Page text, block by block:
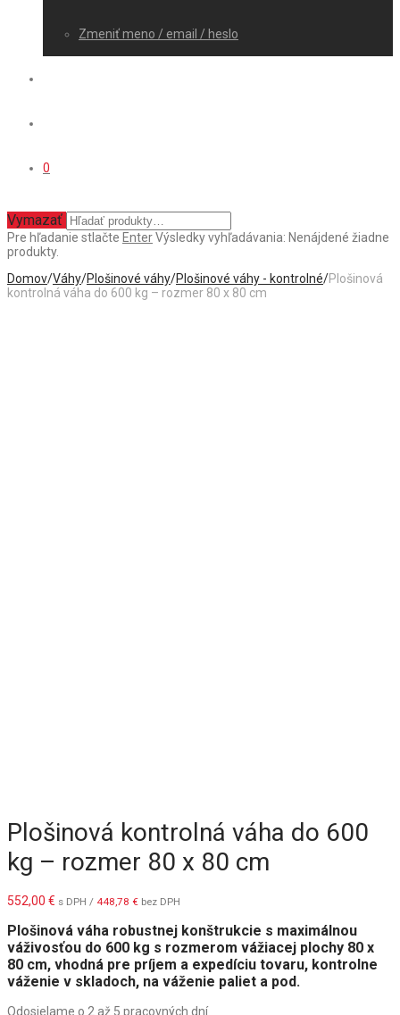
Zmeniť meno / email / heslo
0
Vymazať
Pre hľadanie stlačte EnterVýsledky vyhľadávania: Nenájdené žiadne
produkty.
Domov/Váhy/Plošinové váhy/Plošinové váhy - kontrolné/Plošinová
kontrolná váha do 600 kg – rozmer 80 x 80 cm
Plošinová kontrolná váha do 600
kg – rozmer 80 x 80 cm
552,00 € s DPH / 448,78 € bez DPH
Plošinová váha robustnej konštrukcie s maximálnou
váživosťou do 600 kg s rozmerom vážiacej plochy 80 x
80 cm, vhodná pre príjem a expedíciu tovaru, kontrolne
váženie v skladoch, na váženie paliet a pod.
Odosielame o 2 až 5 pracovných dní.